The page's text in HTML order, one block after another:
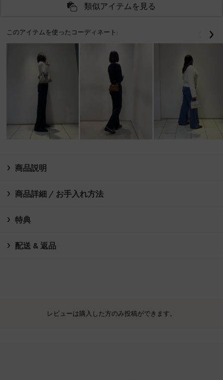
類似アイテムを見る
このアイテムを使ったコーディネート: 戻る
商品説明
商品詳細 / お手入れ方法
特典
配送 & 返品
レビューは購入した方のみ投稿ができます。